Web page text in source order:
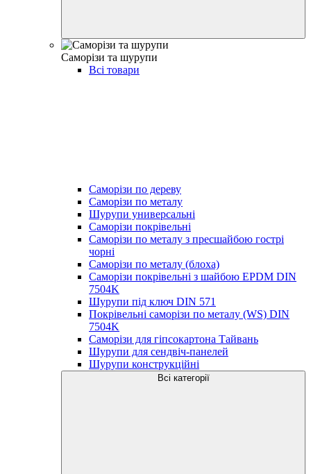
Саморізи та шурупи
Всі товари
Саморізи по дереву
Саморізи по металу
Шурупи универсальні
Саморізи покрівельні
Саморізи по металу з пресшайбою гострі
чорні
Саморізи по металу (блоха)
Саморізи покрівельні з шайбою EPDM DIN
7504K
Шурупи під ключ DIN 571
Покрівельні саморізи по металу (WS) DIN
7504K
Саморізи для гіпсокартона Тайвань
Шурупи для сендвіч-панелей
Шурупи конструкційні
Всі категорії